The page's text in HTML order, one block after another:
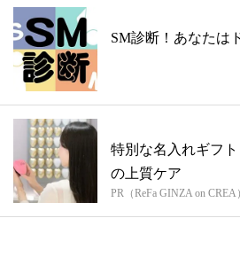
SM診断！あなたは
特別な名入れギフ
の上質ケア
PR（ReFa GINZA on CREA）